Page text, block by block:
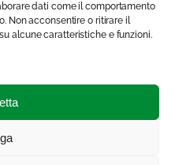
dati come il comportamento
Non acconsentire o ritirare il
alcune caratteristiche e funzioni.